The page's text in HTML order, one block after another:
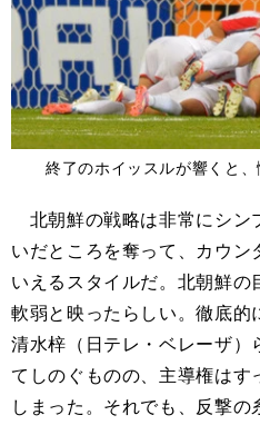
終了のホイッスルが響くと
北朝鮮の戦略は非常にシン
いだところを奪って、カウン
いえるスタイルだ。北朝鮮の
軟弱と映ったらしい。徹底的
清水梓（日テレ・ベレーザ）
てしのぐものの、主導権はす
しまった。それでも、反撃